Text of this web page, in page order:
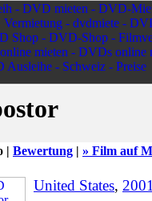
| Bewertung | » Film auf
United States,